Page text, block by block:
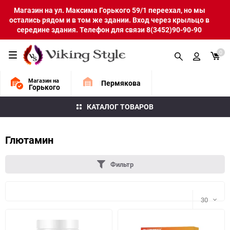
Магазин на ул. Максима Горького 59/1 переехал, но мы
остались рядом и в том же здании. Вход через крыльцо в
середине здания. Телефон для связи 8(3452)90-90-90
Магазин на
Горького Пермякова
КАТАЛОГ ТОВАРОВ
0
Глютамин
Фильтр
30
30